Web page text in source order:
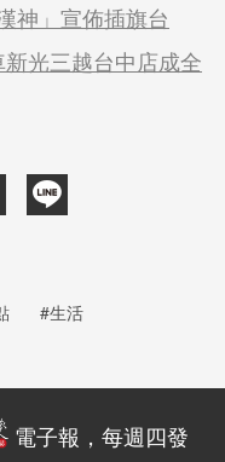
神」宣佈插旗台
光三越台中店成全
#生活
電子報，每週四發